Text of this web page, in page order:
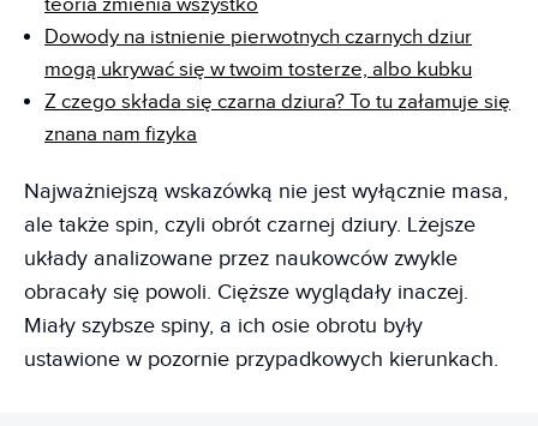
teoria zmienia wszystko
Dowody na istnienie pierwotnych czarnych dziur
mogą ukrywać się w twoim tosterze, albo kubku
Z czego składa się czarna dziura? To tu załamuje się
znana nam fizyka
Najważniejszą wskazówką nie jest wyłącznie masa,
ale także spin, czyli obrót czarnej dziury. Lżejsze
układy analizowane przez naukowców zwykle
obracały się powoli. Cięższe wyglądały inaczej.
Miały szybsze spiny, a ich osie obrotu były
ustawione w pozornie przypadkowych kierunkach.